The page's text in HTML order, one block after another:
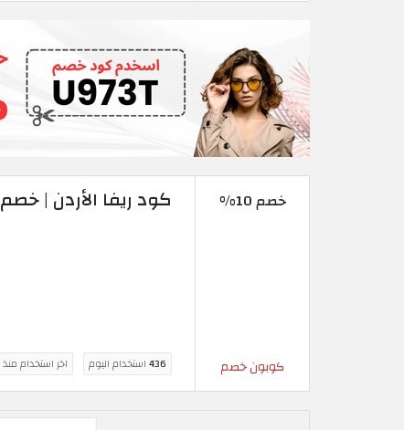
خصم 10%
كوبون خصم
كود ريفا الأردن | خصم 10% على آخر إصدارات الأزياء
436استخدام اليوم اخر استخدام منذ